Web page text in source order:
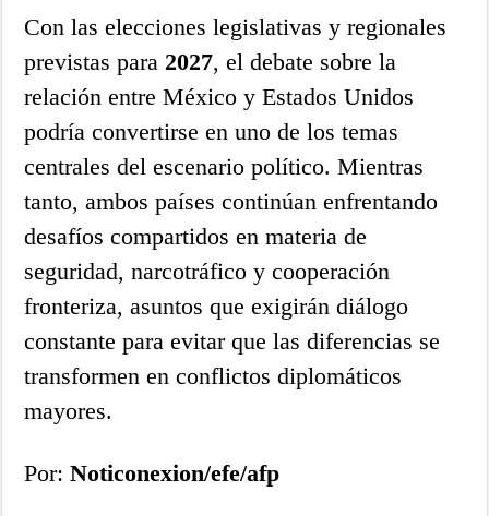
Con las elecciones legislativas y regionales
previstas para 2027, el debate sobre la
relación entre México y Estados Unidos
podría convertirse en uno de los temas
centrales del escenario político. Mientras
tanto, ambos países continúan enfrentando
desafíos compartidos en materia de
seguridad, narcotráfico y cooperación
fronteriza, asuntos que exigirán diálogo
constante para evitar que las diferencias se
transformen en conflictos diplomáticos
mayores.
Por: Noticonexion/efe/afp